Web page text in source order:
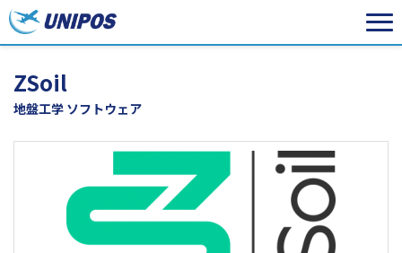
ZSoil
地盤工学 ソフトウェア